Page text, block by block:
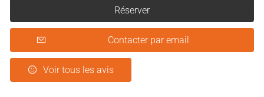
Réserver
Contacter par email
Voir tous les avis